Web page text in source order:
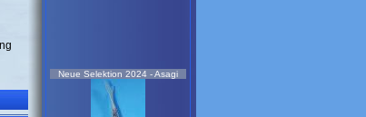
Neue Selektion 2024 - Asagi